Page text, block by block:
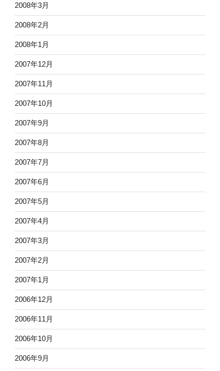
2008年3月
2008年2月
2008年1月
2007年12月
2007年11月
2007年10月
2007年9月
2007年8月
2007年7月
2007年6月
2007年5月
2007年4月
2007年3月
2007年2月
2007年1月
2006年12月
2006年11月
2006年10月
2006年9月